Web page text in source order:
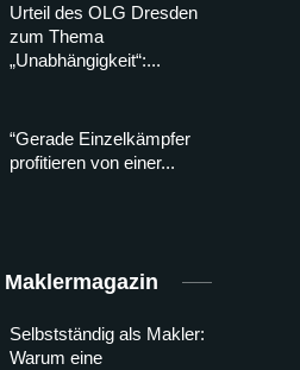
Urteil des OLG Dresden
zum Thema
„Unabhängigkeit“:...
“Gerade Einzelkämpfer
profitieren von einer...
Selbstständig als Makler:
Warum eine